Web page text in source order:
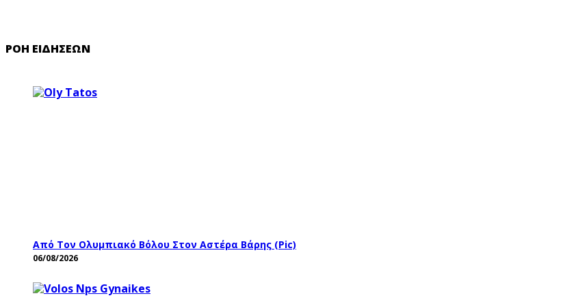
ΡΟΉ ΕΙΔΉΣΕΩΝ
Από Τον Ολυμπιακό Βόλου Στον Αστέρα Βάρης (pic)
06/08/2026